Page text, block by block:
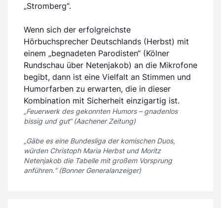
„Stromberg“.
Wenn sich der erfolgreichste
Hörbuchsprecher Deutschlands (Herbst) mit
einem „begnadeten Parodisten“ (Kölner
Rundschau über Netenjakob) an die Mikrofone
begibt, dann ist eine Vielfalt an Stimmen und
Humorfarben zu erwarten, die in dieser
Kombination mit Sicherheit einzigartig ist.
„Feuerwerk des gekonnten Humors – gnadenlos
bissig und gut“ (Aachener Zeitung)
„Gäbe es eine Bundesliga der komischen Duos,
würden Christoph Maria Herbst und Moritz
Netenjakob die Tabelle mit großem Vorsprung
anführen.“ (Bonner Generalanzeiger)